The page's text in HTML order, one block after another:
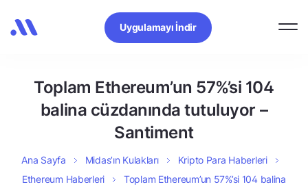
Uygulamayı İndir
Toplam Ethereum’un 57%’si 104
balina cüzdanında tutuluyor –
Santiment
Ana Sayfa Midas’ın Kulakları
Kripto Para Haberleri
Ethereum Haberleri
Toplam Ethereum’un 57%’si 104 balina